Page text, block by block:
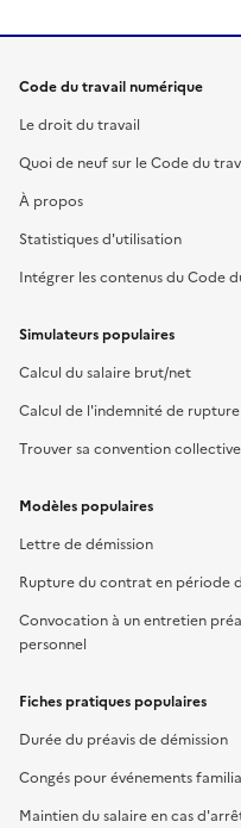
Code du travail numérique
Le droit du travail
Quoi de neuf sur le Code du
À propos
Statistiques d'utilisation
Intégrer les contenus du Code
Simulateurs populaires
Calcul du salaire brut/net
Calcul de l'indemnité de
Trouver sa convention collective
Modèles populaires
Lettre de démission
Rupture du contrat en période
Convocation à un entretien
personnel
Fiches pratiques populaires
Durée du préavis de démission
Congés pour événements
Maintien du salaire en cas